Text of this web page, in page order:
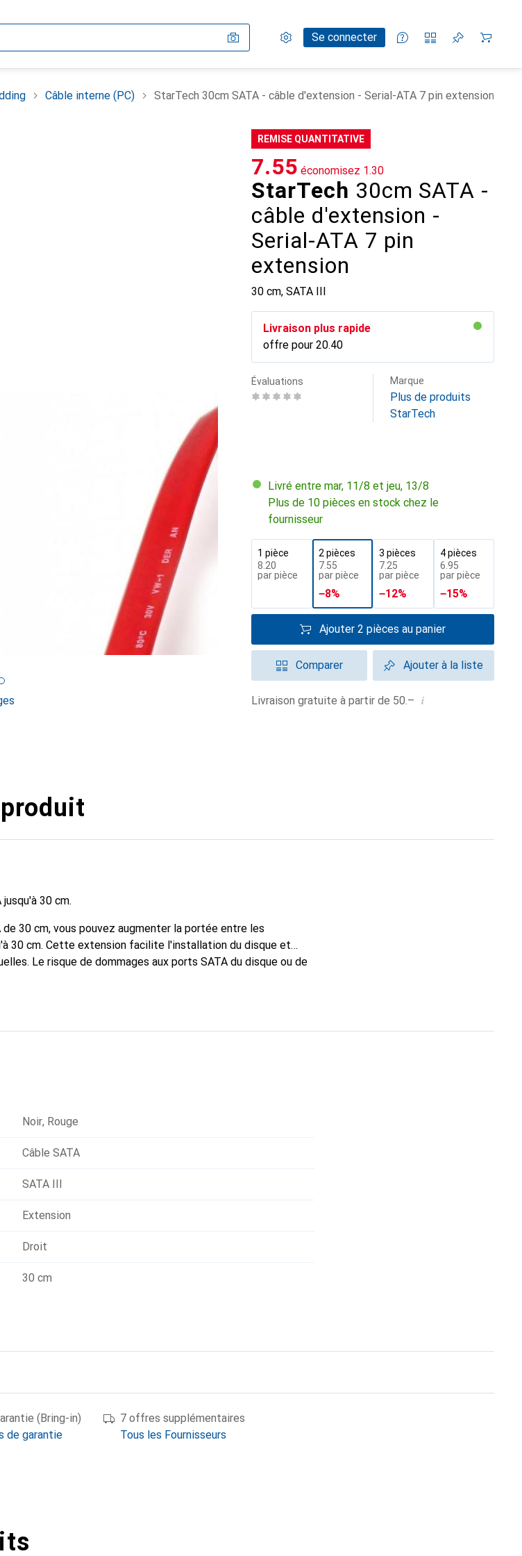
Paramètres
Compte clientSe connecter
Listes de comparaison
Listes d'envies
Panier
Câble interne (PC) StarTech 30cm SATA - câble d'extension - Serial-ATA 7 pin extension
REMISE QUANTITATIVE
StarTech 30cm SATA -
câble d'extension -
Serial-ATA 7 pin
extension
30 cm, SATA III
CHF
7.55 économisez CHF
1.30
Livraison plus rapide
offre pour CHF
20.40
Évaluations Marque
Plus de produits
StarTech
Livré entre mar, 11/8 et jeu, 13/8
Plus de 10 pièces en stock chez le
fournisseur
1 pièce
CHF
8.20
par pièce
2 pièces
CHF
7.55
par pièce
−8%
3 pièces
CHF
7.25
par pièce
−12%
4 pièces
CHF
6.95
par pièce
−15%
Ajouter 2 pièces au panier
Comparer Ajouter à la liste
Livraison gratuite à partir de 50.– i
30 cm.
30 cm, vous pouvez augmenter la portée entre les
30 cm. Cette extension facilite l'installation du disque et
Le risque de dommages aux ports SATA du disque ou de
de matériaux de haute qualité et a été conçu de manière
Noir, Rouge
Câble SATA
SATA III
Extension
Droit
30 cm
(Bring-in)
de garantie
7 offres supplémentaires
Tous les Fournisseurs